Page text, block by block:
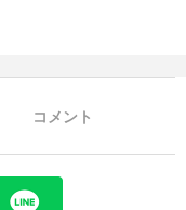
コメント